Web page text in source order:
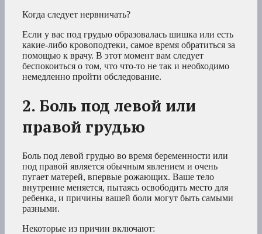
Когда следует нервничать?
Если у вас под грудью образовалась шишка или есть
какие-либо кровоподтеки, самое время обратиться за
помощью к врачу. В этот момент вам следует
беспокоиться о том, что что-то не так и необходимо
немедленно пройти обследование.
2. Боль под левой или
правой грудью
Боль под левой грудью во время беременности или
под правой является обычным явлением и очень
пугает матерей, впервые рожающих. Ваше тело
внутренне меняется, пытаясь освободить место для
ребенка, и причины вашей боли могут быть самыми
разными.
Некоторые из причин включают: